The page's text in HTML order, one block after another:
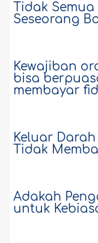
Tidak
Seseorang
Kewajiban
bisa
membayar
Keluar
Tidak
Adakah
untuk